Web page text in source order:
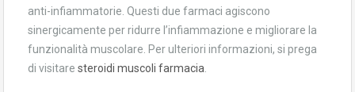
anti-infiammatorie. Questi due farmaci agiscono
sinergicamente per ridurre l’infiammazione e migliorare la
funzionalità muscolare. Per ulteriori informazioni, si prega
di visitare steroidi muscoli farmacia.